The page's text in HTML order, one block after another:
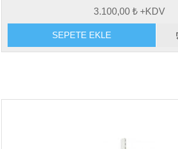
3.100,00 ₺ +KDV